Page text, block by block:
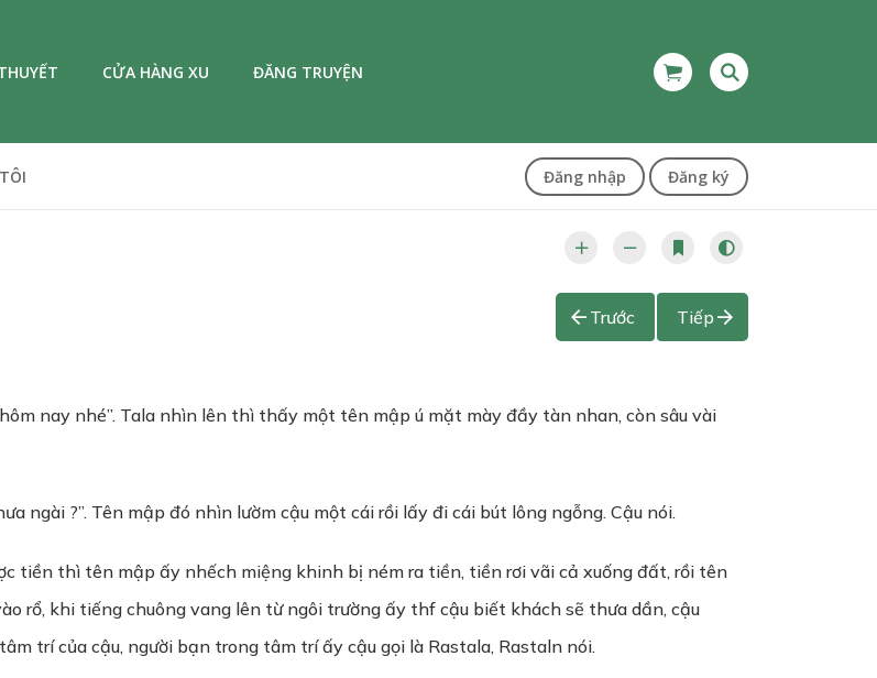
CỬA HÀNG XU ĐĂNG TRUYỆN
Đăng nhập Đăng ký
Trước Tiếp
nay nhé”. Tala nhìn lên thì thấy một tên mập ú mặt mày đầy tàn nhan, còn sâu vài
ngài ?”. Tên mập đó nhìn lườm cậu một cái rồi lấy đi cái bút lông ngỗng. Cậu nói.
tiền thì tên mập ấy nhếch miệng khinh bị ném ra tiền, tiền rơi vãi cả xuống đất, rồi tên
rổ, khi tiếng chuông vang lên từ ngôi trường ấy thf cậu biết khách sẽ thưa dần, cậu
trí của cậu, người bạn trong tâm trí ấy cậu gọi là Rastala, Rastaln nói.